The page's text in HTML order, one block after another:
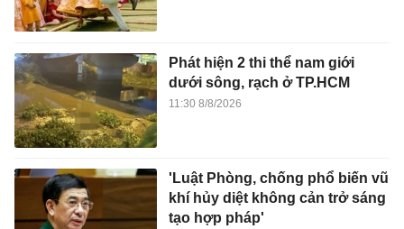
Phát hiện 2 thi thể nam giới
dưới sông, rạch ở TP.HCM
11:30 8/8/2026
'Luật Phòng, chống phổ biến vũ
khí hủy diệt không cản trở sáng
tạo hợp pháp'